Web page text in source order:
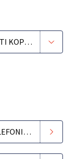
KORTERE TELEFOONGESPREKKEN MET CTI KOPPELINGEN
GRATIS RAPPORT - DE KEUZES IN EEN TELEFONISCH KEUZEMENU